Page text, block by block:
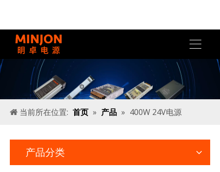
当前所在位置: 首页 » 产品 » 400W 24V电源
产品分类